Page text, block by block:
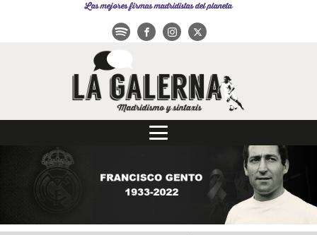
Las mejores firmas madridistas del planeta